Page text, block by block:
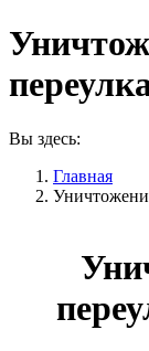
Вы здесь:
Главная